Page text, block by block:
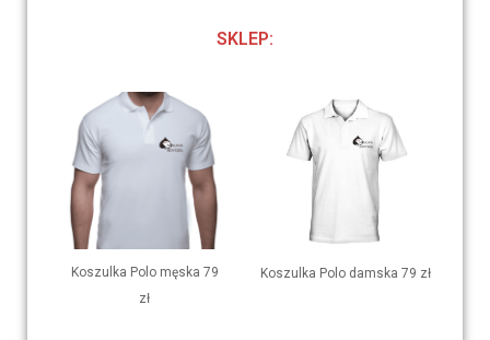
SKLEP:
Koszulka Polo męska 79
zł
Koszulka Polo damska 79 zł